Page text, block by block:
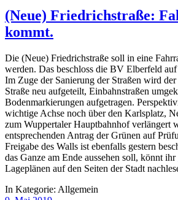
(Neue) Friedrichstraße:
kommt.
Die (Neue) Friedrichstraße soll in eine
werden. Das beschloss die BV Elberfeld
Im Zuge der Sanierung der Straßen wird
Straße neu aufgeteilt, Einbahnstraßen
Bodenmarkierungen aufgetragen.
wichtige Achse noch über den Karlsplatz,
zum Wuppertaler Hauptbahnhof verlängert
entsprechenden Antrag der Grünen auf
Freigabe des Walls ist ebenfalls gestern
das Ganze am Ende aussehen soll, könnt ihr
Lageplänen auf den Seiten der Stadt
In Kategorie: Allgemein